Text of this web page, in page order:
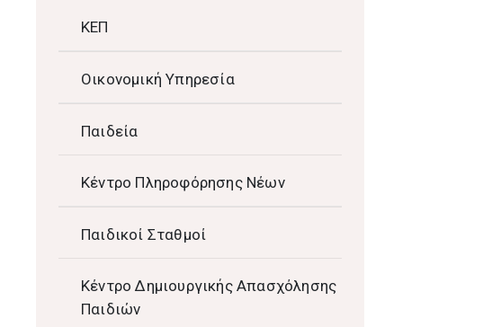
ΚΕΠ
Οικονομική Υπηρεσία
Παιδεία
Κέντρο Πληροφόρησης Νέων
Παιδικοί Σταθμοί
Κέντρο Δημιουργικής Απασχόλησης
Παιδιών